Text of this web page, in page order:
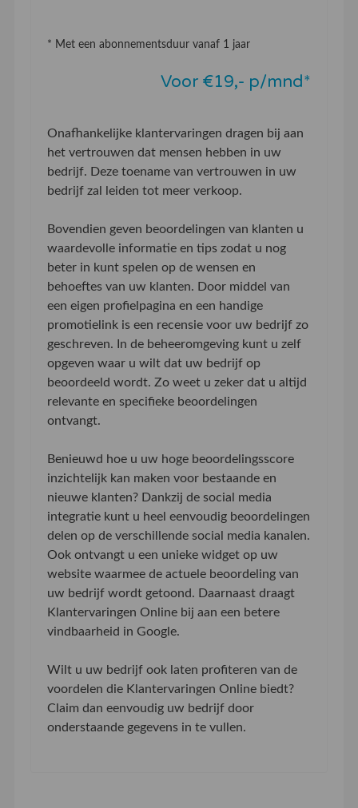
* Met een abonnementsduur vanaf 1 jaar
Voor €19,- p/mnd*
Onafhankelijke klantervaringen dragen bij aan
het vertrouwen dat mensen hebben in uw
bedrijf. Deze toename van vertrouwen in uw
bedrijf zal leiden tot meer verkoop.
Bovendien geven beoordelingen van klanten u
waardevolle informatie en tips zodat u nog
beter in kunt spelen op de wensen en
behoeftes van uw klanten. Door middel van
een eigen profielpagina en een handige
promotielink is een recensie voor uw bedrijf zo
geschreven. In de beheeromgeving kunt u zelf
opgeven waar u wilt dat uw bedrijf op
beoordeeld wordt. Zo weet u zeker dat u altijd
relevante en specifieke beoordelingen
ontvangt.
Benieuwd hoe u uw hoge beoordelingsscore
inzichtelijk kan maken voor bestaande en
nieuwe klanten? Dankzij de social media
integratie kunt u heel eenvoudig beoordelingen
delen op de verschillende social media kanalen.
Ook ontvangt u een unieke widget op uw
website waarmee de actuele beoordeling van
uw bedrijf wordt getoond. Daarnaast draagt
Klantervaringen Online bij aan een betere
vindbaarheid in Google.
Wilt u uw bedrijf ook laten profiteren van de
voordelen die Klantervaringen Online biedt?
Claim dan eenvoudig uw bedrijf door
onderstaande gegevens in te vullen.